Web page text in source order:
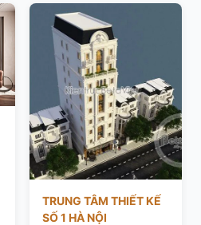
TRUNG TÂM THIẾT KẾ
SỐ 1 HÀ NỘI